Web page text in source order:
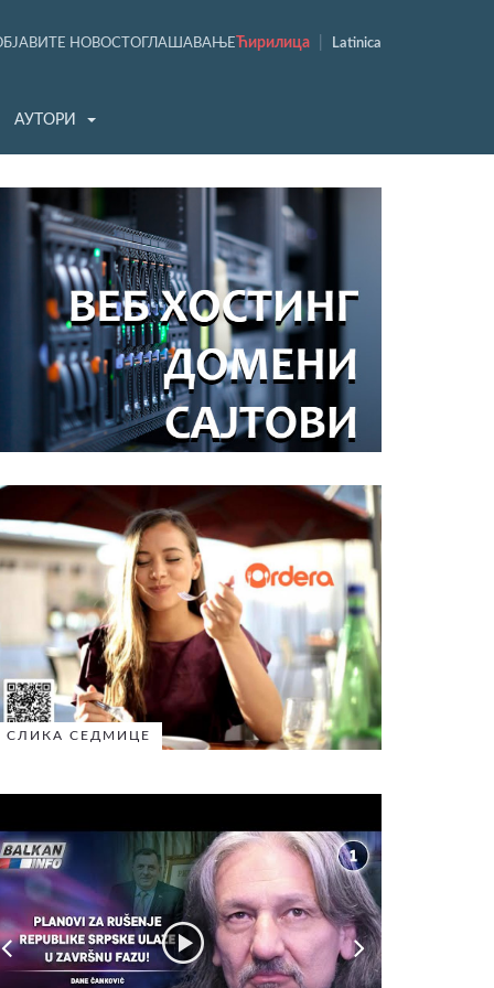
НОВОСТ ОГЛАШАВАЊЕ Ћирилица Latinica
АУТОРИ
СЛИКА СЕДМИЦЕ